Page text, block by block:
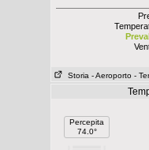
Storia - Aeroporto -
Percepita
74.0°